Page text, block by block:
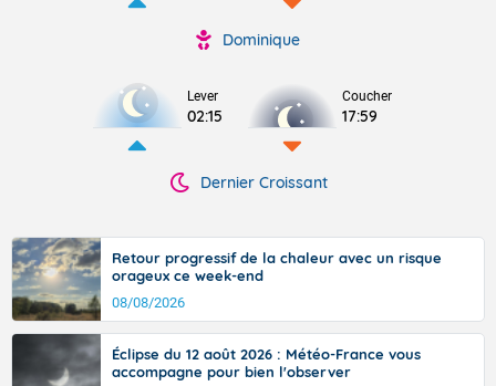
Dominique
Lever
02:15
Coucher
17:59
Dernier Croissant
Retour progressif de la chaleur avec un risque
orageux ce week-end
08/08/2026
Éclipse du 12 août 2026 : Météo-France vous
accompagne pour bien l'observer